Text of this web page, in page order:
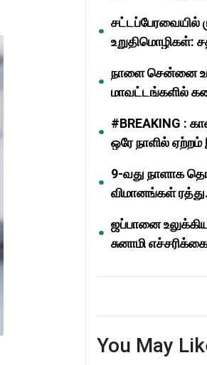
சட்டப்பேரவையில்
உறுதிமொழிகள்:
நாளை சென்னை
மாவட்டங்களில்
#BREAKING :
ஒரே நாளில்
9-வது நாளாக
விமானங்கள்
ஜப்பானை
சுனாமி
You May